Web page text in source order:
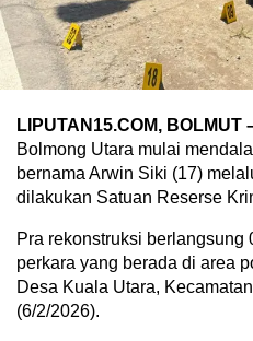
LIPUTAN15.COM, BOLMUT
Bolmong Utara mulai
bernama Arwin Siki (17)
dilakukan Satuan Reserse
Pra rekonstruksi
perkara yang berada di area
Desa Kuala Utara,
(6/2/2026).